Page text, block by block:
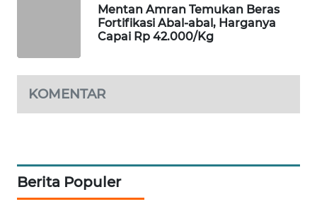
Mentan Amran Temukan Beras
Fortifikasi Abal-abal, Harganya
Capai Rp 42.000/Kg
KOMENTAR
Berita Populer
WAHANA
Wahana
Network
LISTRIK
MASYARAKAT